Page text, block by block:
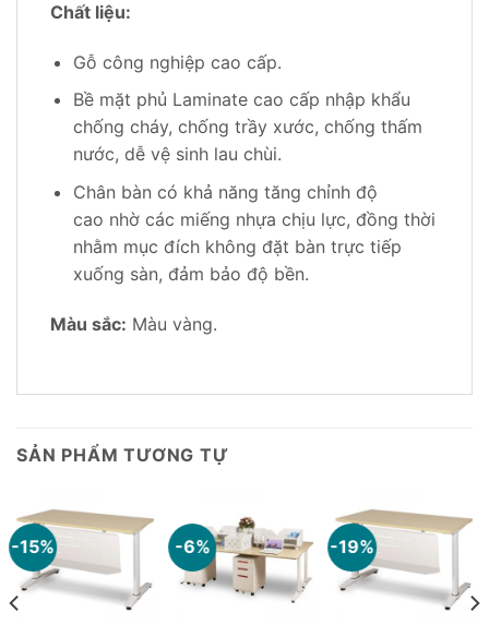
Chất liệu:
Gỗ công nghiệp cao cấp.
Bề mặt phủ Laminate cao cấp nhập khẩu
chống cháy, chống trầy xước, chống thấm
nước, dễ vệ sinh lau chùi.
Chân bàn có khả năng tăng chỉnh độ
cao nhờ các miếng nhựa chịu lực, đồng thời
nhằm mục đích không đặt bàn trực tiếp
xuống sàn, đảm bảo độ bền.
Màu sắc: Màu vàng.
SẢN PHẨM TƯƠNG TỰ
-15% -6% -19%